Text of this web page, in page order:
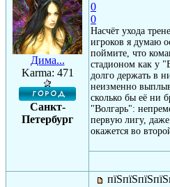
Дима...
Karma: 471
Санкт-
Петербург
0
0
Насчёт ухода
игроков я думаю
поймите, что
стадионом как у
долго держать в
неизменно
сколько бы её ни
"Волгарь":
первую лигу,
окажется во